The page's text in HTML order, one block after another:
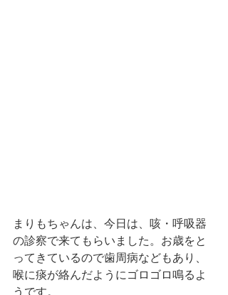
まりもちゃんは、今日は、咳・呼吸器
の診察で来てもらいました。お歳をと
ってきているので歯周病などもあり、
喉に痰が絡んだようにゴロゴロ鳴るよ
うです。